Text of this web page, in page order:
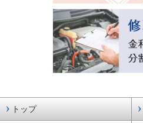
トップ